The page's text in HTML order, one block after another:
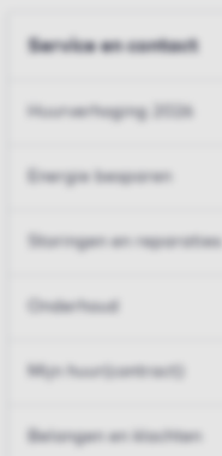
Service en contact
Huurverhoging 2026
Energie besparen
Storingen en reparaties
Onderhoud
Mijn huur(contract)
Belangen en klachten